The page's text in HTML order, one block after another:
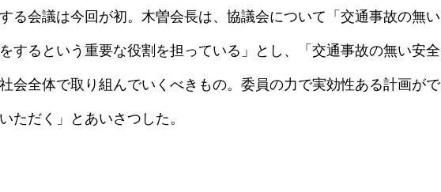
る会議は今回が初。木曽会長は、協議会について「交通事故の無い
するという重要な役割を担っている」とし、「交通事故の無い安全
会全体で取り組んでいくべきもの。委員の力で実効性ある計画がで
ただく」とあいさつした。